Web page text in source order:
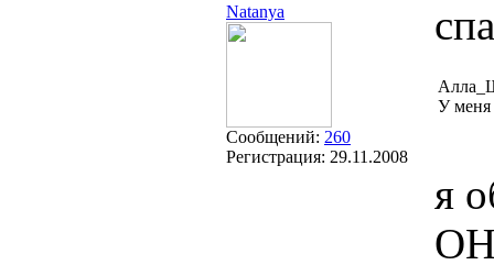
Natanya
Сообщений: 260
Регистрация: 29.11.2008
У меня
я